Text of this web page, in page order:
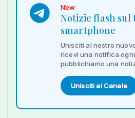
New
Notizie flash sul
smartphone
Unisciti al nostro
ricevi una notifica
pubblichiamo una
Unisciti al Canale